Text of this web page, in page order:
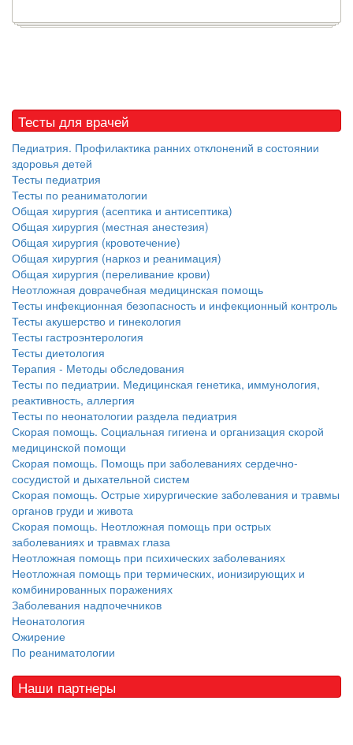
Тесты для врачей
Педиатрия. Профилактика ранних отклонений в состоянии
здоровья детей
Тесты педиатрия
Тесты по реаниматологии
Общая хирургия (асептика и антисептика)
Общая хирургия (местная анестезия)
Общая хирургия (кровотечение)
Общая хирургия (наркоз и реанимация)
Общая хирургия (переливание крови)
Неотложная доврачебная медицинская помощь
Тесты инфекционная безопасность и инфекционный контроль
Тесты акушерство и гинекология
Тесты гастроэнтерология
Тесты диетология
Терапия - Методы обследования
Тесты по педиатрии. Медицинская генетика, иммунология,
реактивность, аллергия
Тесты по неонатологии раздела педиатрия
Скорая помощь. Социальная гигиена и организация скорой
медицинской помощи
Скорая помощь. Помощь при заболеваниях сердечно-
сосудистой и дыхательной систем
Скорая помощь. Острые хирургические заболевания и травмы
органов груди и живота
Скорая помощь. Неотложная помощь при острых
заболеваниях и травмах глаза
Неотложная помощь при психических заболеваниях
Неотложная помощь при термических, ионизирующих и
комбинированных поражениях
Заболевания надпочечников
Неонатология
Ожирение
По реаниматологии
Наши партнеры